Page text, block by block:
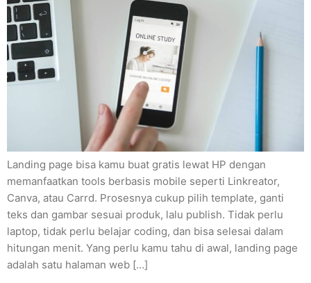
Landing page bisa kamu buat gratis lewat HP dengan
memanfaatkan tools berbasis mobile seperti Linkreator,
Canva, atau Carrd. Prosesnya cukup pilih template, ganti
teks dan gambar sesuai produk, lalu publish. Tidak perlu
laptop, tidak perlu belajar coding, dan bisa selesai dalam
hitungan menit. Yang perlu kamu tahu di awal, landing page
adalah satu halaman web […]